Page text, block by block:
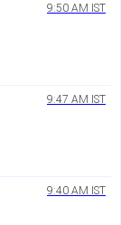
9:50 AM IST
9:47 AM IST
9:40 AM IST